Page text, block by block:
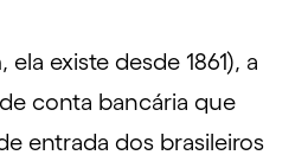
existe desde 1861), a
conta bancária que
entrada dos brasileiros